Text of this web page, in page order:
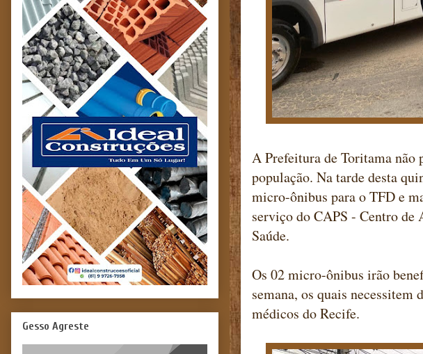
A Prefeitura de Toritama não
população. Na tarde desta
micro-ônibus para o TFD e
serviço do CAPS - Centro de
Saúde.
Os 02 micro-ônibus irão
semana, os quais
médicos do Recife.
Gesso Agreste